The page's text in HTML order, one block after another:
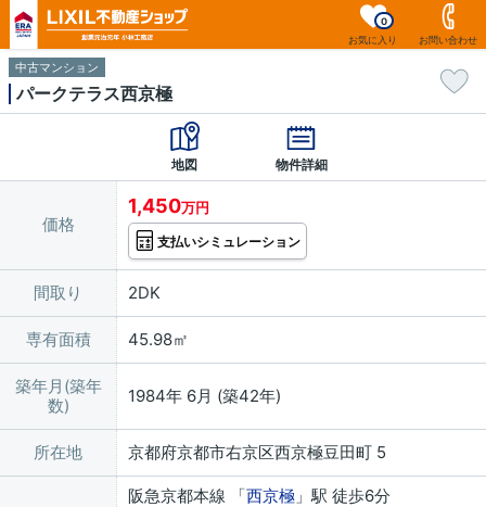
お気に入り
0
お問い合わせ
中古マンション
パークテラス西京極
地図 物件詳細
価格
1,450万円
支払いシミュレーション
間取り 2DK
専有面積 45.98㎡
築年月(築年
数)
1984年 6月 (築42年)
所在地 京都府京都市右京区西京極豆田町 5
阪急京都本線 「西京極 」駅 徒歩6分